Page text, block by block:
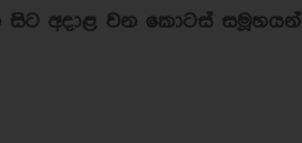
සිට අදාළ වන කොටස් සමූහයන්